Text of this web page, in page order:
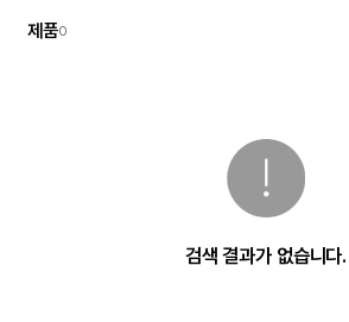
제품0
검색 결과가 없습니다.